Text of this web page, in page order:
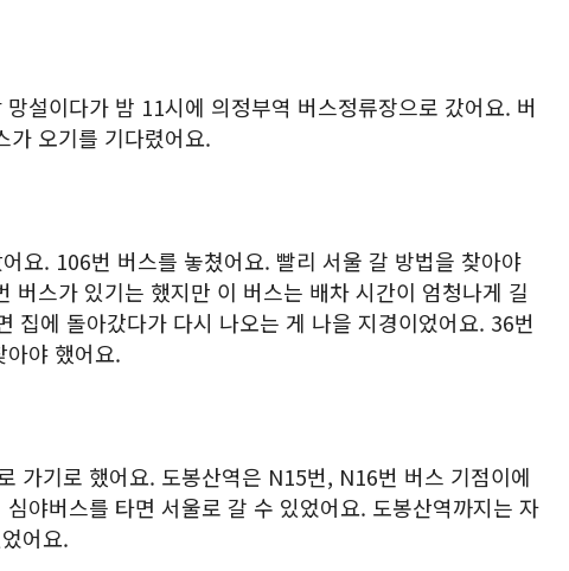
설이다가 밤 11시에 의정부역 버스정류장으로 갔어요. 버
가 오기를 기다렸어요.
요. 106번 버스를 놓쳤어요. 빨리 서울 갈 방법을 찾아야
버스가 있기는 했지만 이 버스는 배차 시간이 엄청나게 길
집에 돌아갔다가 다시 나오는 게 나을 지경이었어요. 36번
아야 했어요.
가기로 했어요. 도봉산역은 N15번, N16번 버스 기점이에
야버스를 타면 서울로 갈 수 있었어요. 도봉산역까지는 자
어요.